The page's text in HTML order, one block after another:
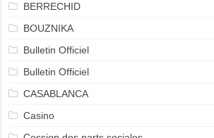
BERRECHID
BOUZNIKA
Bulletin Officiel
Bulletin Officiel
CASABLANCA
Casino